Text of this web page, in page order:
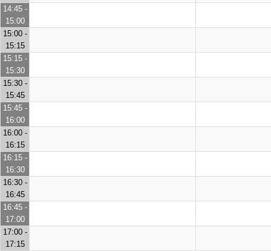
14:45 -
15:00
15:00 -
15:15
15:15 -
15:30
15:30 -
15:45
15:45 -
16:00
16:00 -
16:15
16:15 -
16:30
16:30 -
16:45
16:45 -
17:00
17:00 -
17:15